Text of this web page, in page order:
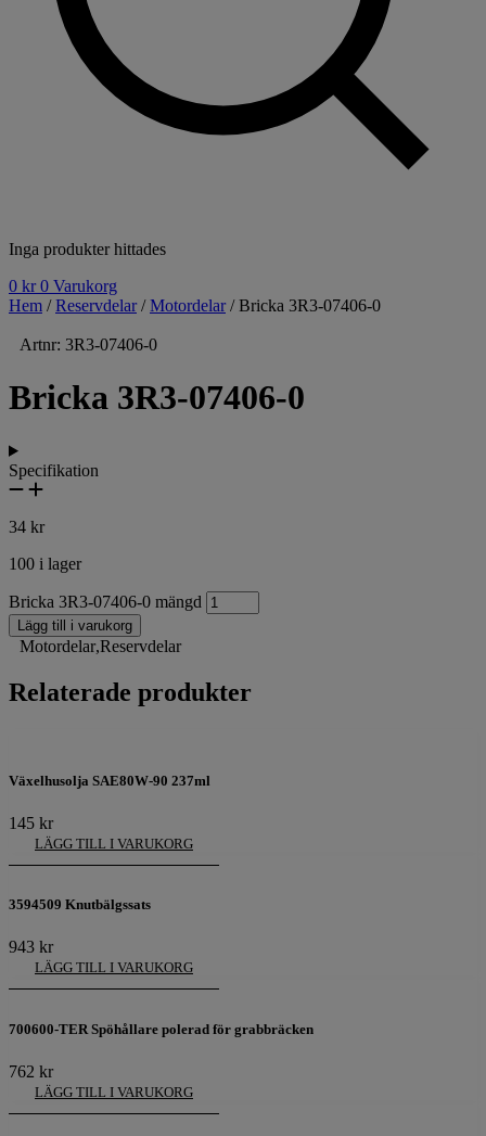
Inga produkter hittades
0 kr 0 Varukorg
Hem /Reservdelar /Motordelar / Bricka 3R3-07406-0
Artnr: 3R3-07406-0
Bricka 3R3-07406-0
Specifikation
34 kr
100 i lager
Bricka 3R3-07406-0 mängd
Lägg till i varukorg
Motordelar,Reservdelar
Relaterade produkter
Växelhusolja SAE80W-90 237ml
145 kr
LÄGG TILL I VARUKORG
3594509 Knutbälgssats
943 kr
LÄGG TILL I VARUKORG
700600-TER Spöhållare polerad för grabbräcken
762 kr
LÄGG TILL I VARUKORG